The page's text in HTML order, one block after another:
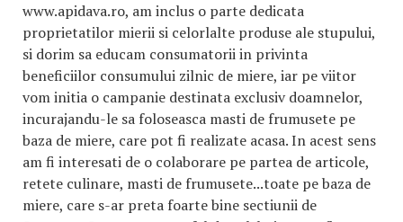
www.apidava.ro, am inclus o parte dedicata
proprietatilor mierii si celorlalte produse ale stupului,
si dorim sa educam consumatorii in privinta
beneficiilor consumului zilnic de miere, iar pe viitor
vom initia o campanie destinata exclusiv doamnelor,
incurajandu-le sa foloseasca masti de frumusete pe
baza de miere, care pot fi realizate acasa. In acest sens
am fi interesati de o colaborare pe partea de articole,
retete culinare, masti de frumusete...toate pe baza de
miere, care s-ar preta foarte bine sectiunii de